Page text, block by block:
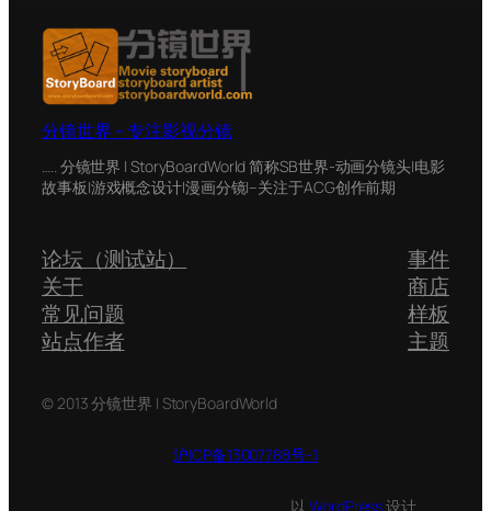
分镜世界 – 专注影视分镜
….. 分镜世界 | StoryBoardWorld 简称SB世界-动画分镜头|电影
故事板|游戏概念设计|漫画分镜|–关注于ACG创作前期
论坛（测试站）
关于
常见问题
站点作者
事件
商店
样板
主题
© 2013 分镜世界 | StoryBoardWorld
沪ICP备13007788号-1
以WordPress设计